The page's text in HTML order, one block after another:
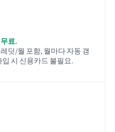
료.
딧/월 포함, 월마다 자동 갱
입 시 신용카드 불필요.